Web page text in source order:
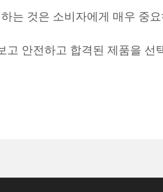
는 것은 소비자에게 매우 중
고 안전하고 합격된 제품을